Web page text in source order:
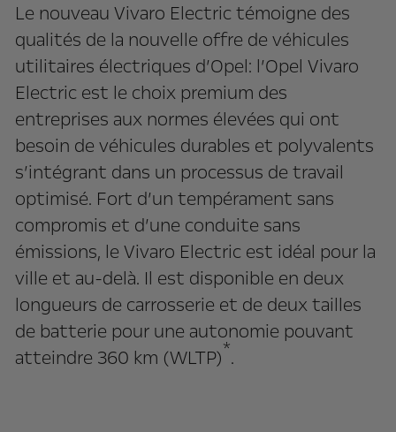
Le nouveau Vivaro Electric témoigne des
qualités de la nouvelle offre de véhicules
utilitaires électriques d’Opel: l’Opel Vivaro
Electric est le choix premium des
entreprises aux normes élevées qui ont
besoin de véhicules durables et polyvalents
s’intégrant dans un processus de travail
optimisé. Fort d’un tempérament sans
compromis et d’une conduite sans
émissions, le Vivaro Electric est idéal pour la
ville et au-delà. Il est disponible en deux
longueurs de carrosserie et de deux tailles
de batterie pour une autonomie pouvant
atteindre 360 km (WLTP)*.